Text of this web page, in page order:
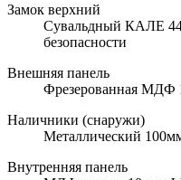
Замок верхний
Сувальдный КАЛЕ
безопасности
Внешняя панель
Фрезерованная МДФ
Наличники (снаружи)
Металлический
Внутренняя панель